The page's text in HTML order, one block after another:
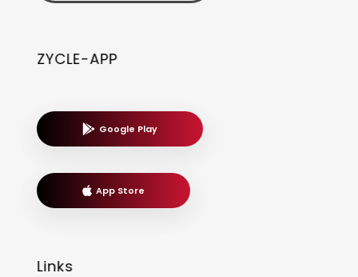
ZYCLE-APP
Google Play
App Store
Links